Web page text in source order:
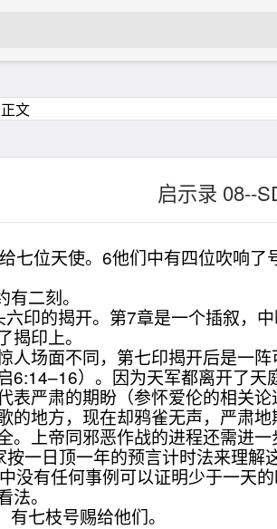
文
启示录 08--
七位天使。6他们中有四位吹响
二刻。
的揭开。第7章是一个插叙，
揭印上。
场面不同，第七印揭开后是一
6:14–16）。因为天军都离开了天
严肃的期盼（参怀爱伦的相关
的地方，现在却鸦雀无声，严肃
上帝同邪恶作战的进程还需进一
一日顶一年的预言计时法来理解
没有任何事例可以证明少于一天
。
七枝号赐给他们。